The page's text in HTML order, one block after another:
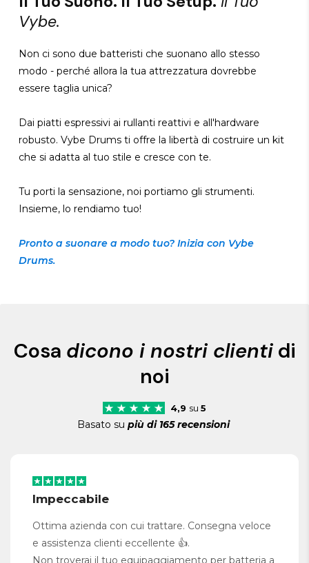
Vybe.
Non ci sono due batteristi che suonano allo stesso
modo - perché allora la tua attrezzatura dovrebbe
essere taglia unica?
Dai piatti espressivi ai rullanti reattivi e all'hardware
robusto. Vybe Drums ti offre la libertà di costruire un kit
che si adatta al tuo stile e cresce con te.
Tu porti la sensazione, noi portiamo gli strumenti.
Insieme, lo rendiamo tuo!
Pronto a suonare a modo tuo? Inizia con Vybe
Drums.
Cosa dicono i nostri clientidi
noi
4,9 su 5
Basato su più di 165 recensioni
Impeccabile
Ottima azienda con cui trattare. Consegna veloce
e assistenza clienti eccellente 👍.
Non troverai il tuo equipaggiamento per batteria a